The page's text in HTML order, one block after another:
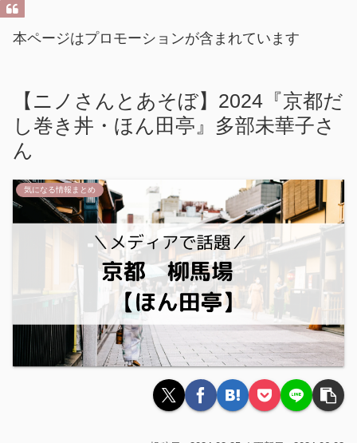
本ページはプロモーションが含まれています
【ニノさんとあそぼ】2024『京都だ
し巻き丼・ほん田亭』多部未華子さ
ん
気になる情報まとめ